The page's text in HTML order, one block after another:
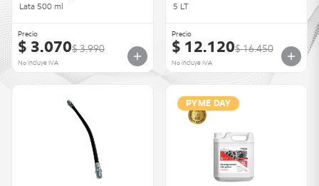
Lata 500 ml
Precio
$ 3.070$ 3.990
No incluye IVA
5 LT
Precio
$ 12.120$ 16.450
No incluye IVA
PYME DAY